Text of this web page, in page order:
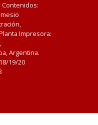
Impresora:
Argentina.
19/20